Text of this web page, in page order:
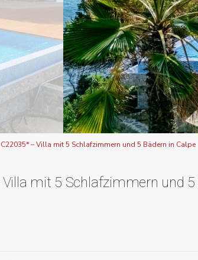
C22035* – Villa mit 5 Schlafzimmern und 5 Bädern in Calpe
mit 5 Schlafzimmern und 5